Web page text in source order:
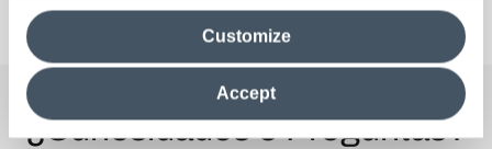
media analytics partners, who may combine itwith other
information in their possession. By closing this banner,
clicking on "Reject", it will be possible tocontinue browsing
the site after installing only technical cookies. For more
information see the
Cookie Policy
Accept
Customize
¿Curiosidades o Preguntas?